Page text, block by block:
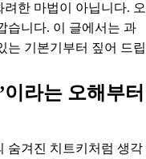
한 마법이 아닙니다. 오
습니다. 이 글에서는 과
는 기본기부터 짚어 드립
라는 오해부터
숨겨진 치트키처럼 생각